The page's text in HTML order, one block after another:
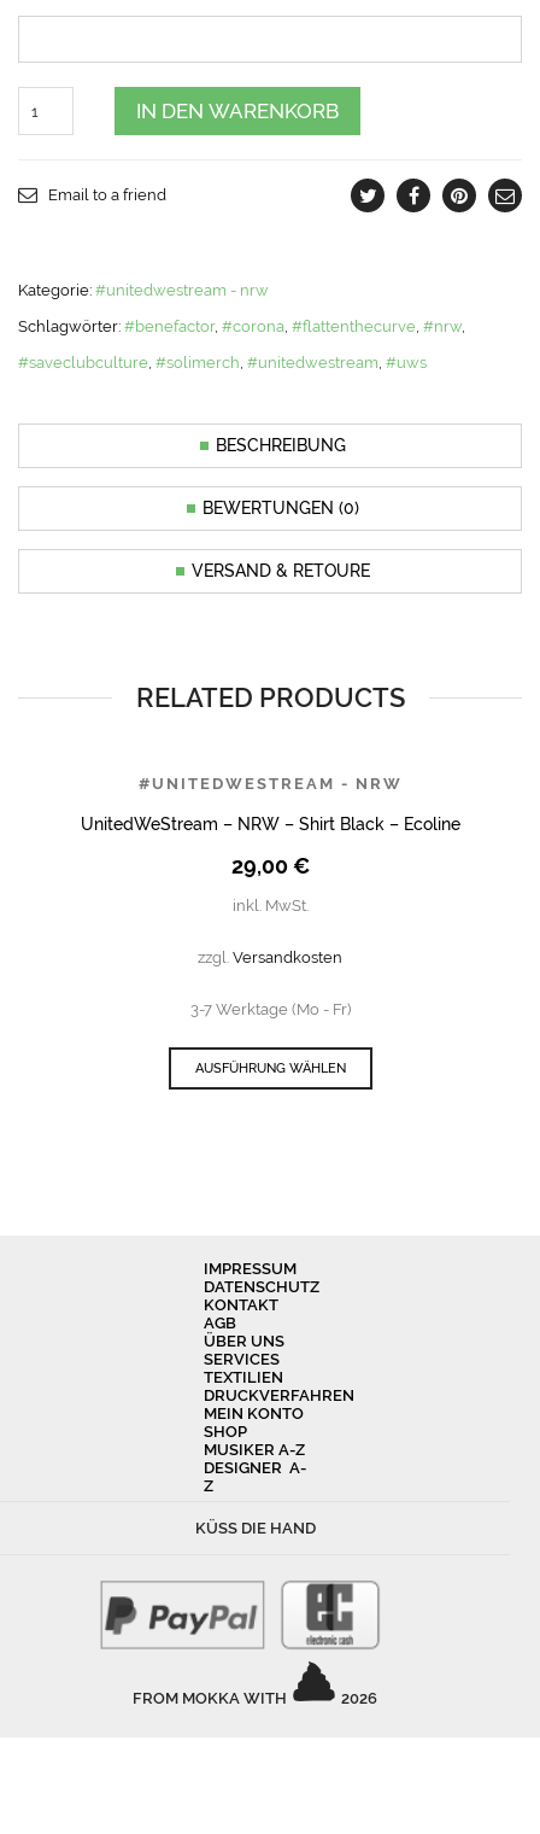
IN DEN WARENKORB
Email to a friend
Kategorie: #unitedwestream - nrw
Schlagwörter: #benefactor, #corona, #flattenthecurve, #nrw,
#saveclubculture, #solimerch, #unitedwestream, #uws
BESCHREIBUNG
BEWERTUNGEN (0)
VERSAND & RETOURE
RELATED PRODUCTS
#UNITEDWESTREAM - NRW
UnitedWeStream – NRW – Shirt Black – Ecoline
29,00€
inkl. MwSt.
zzgl. Versandkosten
3-7 Werktage (Mo - Fr)
AUSFÜHRUNG WÄHLEN
IMPRESSUM
DATENSCHUTZ
KONTAKT
AGB
ÜBER UNS
SERVICES
TEXTILIEN
DRUCKVERFAHREN
MEIN KONTO
SHOP
MUSIKER A-Z
DESIGNER A-
Z
KÜSS DIE HAND
FROM MOKKA WITH 2026